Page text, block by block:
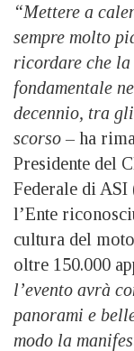
“Mettere a
sempre molto
ricordare che
fondamentale
decennio, tra
scorso – ha
Presidente del
Federale di
l’Ente
cultura del
oltre 150.000
l’evento avrà
panorami e
modo la